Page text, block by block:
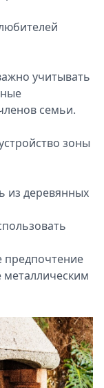
учитывать
семьи.
зоны
из деревянных
предпочтение
металлическим